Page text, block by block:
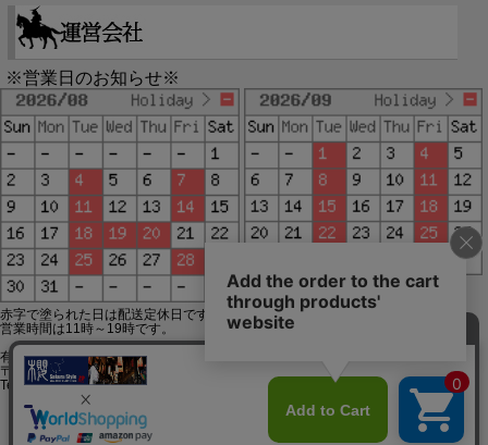
※営業日のお知らせ※
赤字で塗られた日は配送定休日です。
営業時間は11時～19時です。
有限会社ジップジップ SakuraStyle通販事業部
〒650-0021 神戸市中央区三宮町3-9-19イトウビル1,4F
Tel:078-332-2013 FAX:078-333-6644